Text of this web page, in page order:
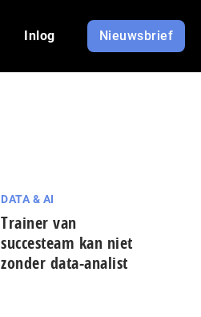
Inlog Nieuwsbrief
DATA & AI
Trainer van
succesteam kan niet
zonder data-analist